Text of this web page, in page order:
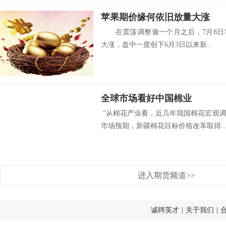
苹果期价缘何依旧放量大涨
在震荡调整逾一个月之后，7月8日
大涨，盘中一度创下6月3日以来新...
全球市场看好中国棉业
“从棉花产业看，近几年我国棉花宏观
市场预期，新疆棉花目标价格改革取得
进入期货频道>>
诚聘英才 关于我们